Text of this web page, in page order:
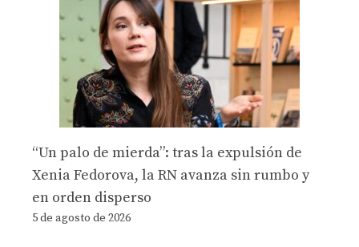
“Un palo de mierda”: tras la expulsión de
Xenia Fedorova, la RN avanza sin rumbo y
en orden disperso
5 de agosto de 2026